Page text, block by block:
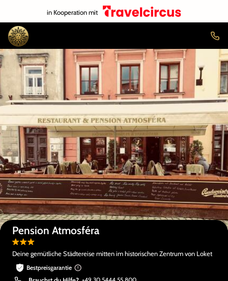
in Kooperation mit
Auf der Karte anzeigen
Pension Atmosféra
Deine gemütliche Städtereise mitten im historischen Zentrum von Loket
Bestpreisgarantie